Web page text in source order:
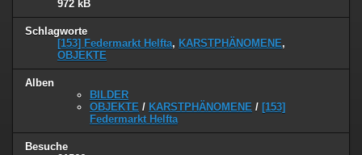
972 kB
Schlagworte
[153] Federmarkt Helfta, KARSTPHÄNOMENE,
OBJEKTE
Alben
BILDER
OBJEKTE / KARSTPHÄNOMENE / [153]
Federmarkt Helfta
Besuche